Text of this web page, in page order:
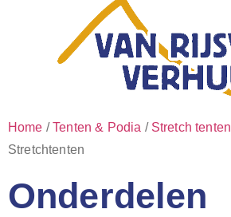
Home /Tenten & Podia / Stretch tenten
Stretchtenten
Onderdelen